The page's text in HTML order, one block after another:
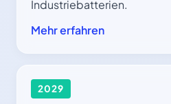
Industriebatterien.
Mehr erfahren
2029